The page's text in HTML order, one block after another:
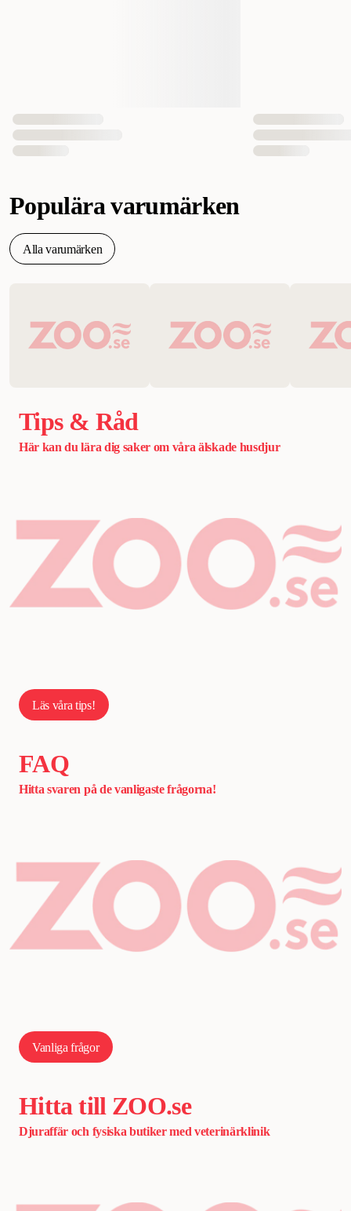
Populära varumärken
Alla varumärken
Tips & Råd
Här kan du lära dig saker om våra älskade husdjur
Läs våra tips!
FAQ
Hitta svaren på de vanligaste frågorna!
Vanliga frågor
Hitta till ZOO.se
Djuraffär och fysiska butiker med veterinärklinik